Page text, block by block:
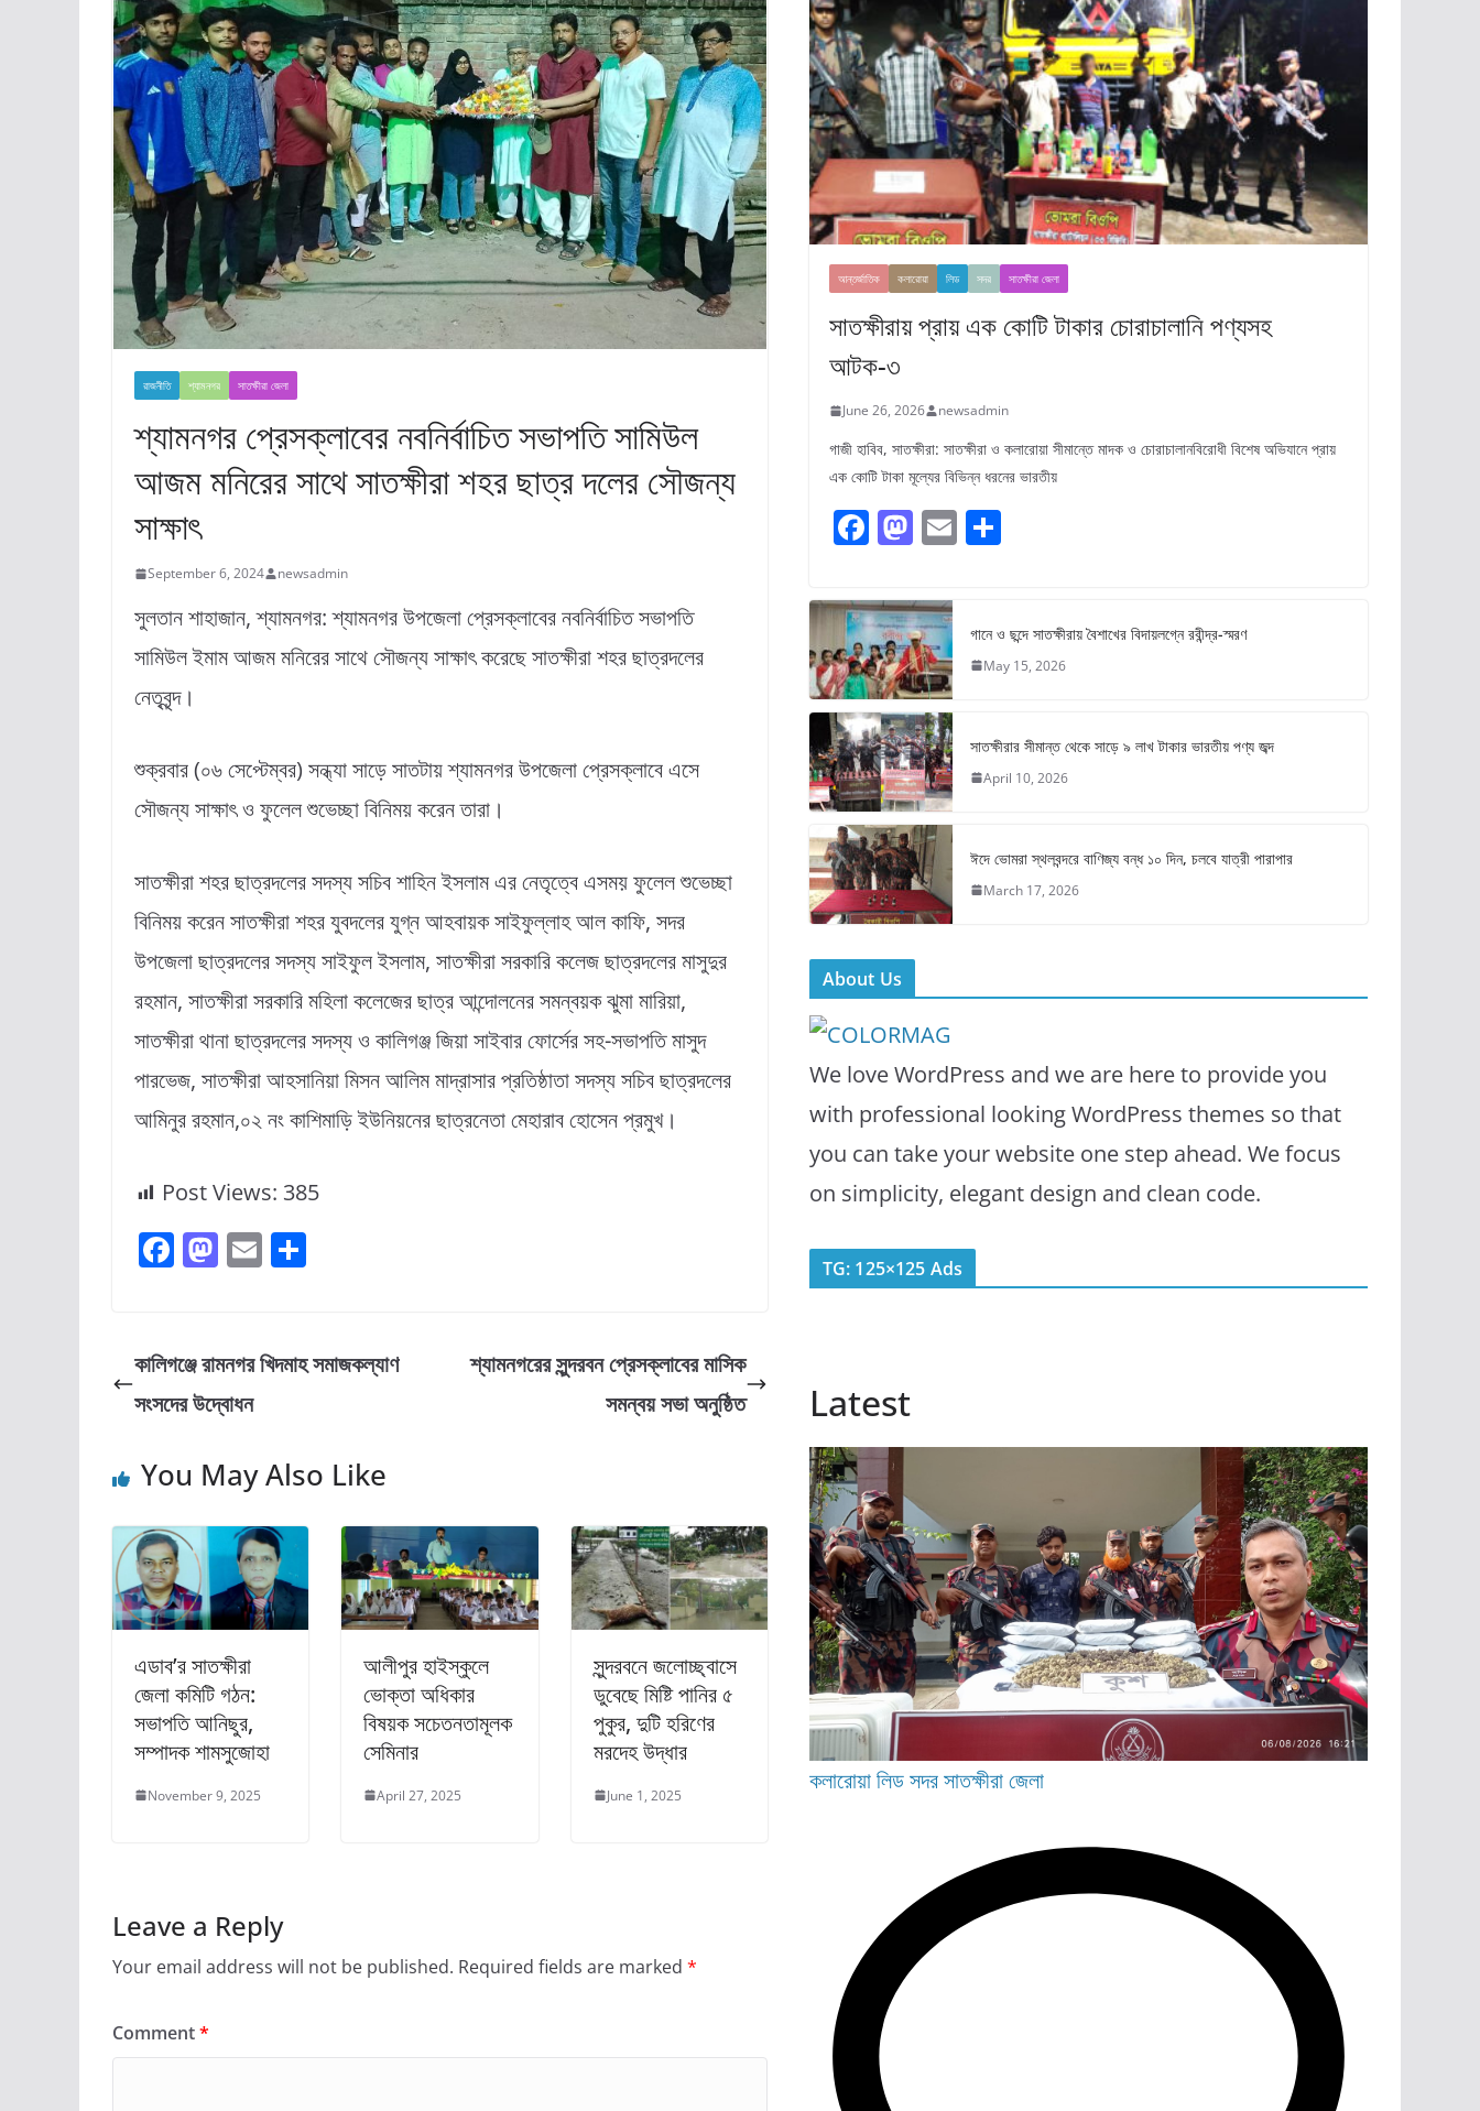
রাজনীতি শ্যামনগর সাতক্ষীরা জেলা
শ্যামনগর প্রেসক্লাবের নবনির্বাচিত সভাপতি সামিউল
আজম মনিরের সাথে সাতক্ষীরা শহর ছাত্র দলের সৌজন্য
সাক্ষাৎ
September 6, 2024 newsadmin
সুলতান শাহাজান, শ্যামনগর: শ্যামনগর উপজেলা প্রেসক্লাবের নবনির্বাচিত সভাপতি
সামিউল ইমাম আজম মনিরের সাথে সৌজন্য সাক্ষাৎ করেছে সাতক্ষীরা শহর ছাত্রদলের
নেতৃবৃন্দ।
শুক্রবার (০৬ সেপ্টেম্বর) সন্ধ্যা সাড়ে সাতটায় শ্যামনগর উপজেলা প্রেসক্লাবে এসে
সৌজন্য সাক্ষাৎ ও ফুলেল শুভেচ্ছা বিনিময় করেন তারা।
সাতক্ষীরা শহর ছাত্রদলের সদস্য সচিব শাহিন ইসলাম এর নেতৃত্বে এসময় ফুলেল শুভেচ্ছা
বিনিময় করেন সাতক্ষীরা শহর যুবদলের যুগ্ন আহবায়ক সাইফুল্লাহ আল কাফি, সদর
উপজেলা ছাত্রদলের সদস্য সাইফুল ইসলাম, সাতক্ষীরা সরকারি কলেজ ছাত্রদলের মাসুদুর
রহমান, সাতক্ষীরা সরকারি মহিলা কলেজের ছাত্র আন্দোলনের সমন্বয়ক ঝুমা মারিয়া,
সাতক্ষীরা থানা ছাত্রদলের সদস্য ও কালিগঞ্জ জিয়া সাইবার ফোর্সের সহ-সভাপতি মাসুদ
পারভেজ, সাতক্ষীরা আহসানিয়া মিসন আলিম মাদ্রাসার প্রতিষ্ঠাতা সদস্য সচিব ছাত্রদলের
আমিনুর রহমান,০২ নং কাশিমাড়ি ইউনিয়নের ছাত্রনেতা মেহারাব হোসেন প্রমুখ।
Post Views: 385
F
e
b
o
o
k
M
o
d
o
n
E
l e
কালিগঞ্জে রামনগর খিদমাহ সমাজকল্যাণ
সংসদের উদ্বোধন
শ্যামনগরের সুন্দরবন প্রেসক্লাবের মাসিক
সমন্বয় সভা অনুষ্ঠিত
You May Also Like
এডাব’র সাতক্ষীরা
জেলা কমিটি গঠন:
সভাপতি আনিছুর,
সম্পাদক শামসুজোহা
November 9, 2025
আলীপুর হাইস্কুলে
ভোক্তা অধিকার
বিষয়ক সচেতনতামূলক
সেমিনার
April 27, 2025
সুন্দরবনে জলোচ্ছ্বাসে
ডুবেছে মিষ্টি পানির ৫
পুকুর, দুটি হরিণের
মরদেহ উদ্ধার
June 1, 2025
Leave a Reply
Your email address will not be published. Required fields are marked *
Comment*
আন্তর্জাতিক কলারোয়া লিড সদর সাতক্ষীরা জেলা
সাতক্ষীরায় প্রায় এক কোটি টাকার চোরাচালানি পণ্যসহ
আটক-৩
June 26, 2026 newsadmin
গাজী হাবিব, সাতক্ষীরা: সাতক্ষীরা ও কলারোয়া সীমান্তে মাদক ও চোরাচালানবিরোধী বিশেষ অভিযানে প্রায়
এক কোটি টাকা মূল্যের বিভিন্ন ধরনের ভারতীয়
F
c
e
b
o
o
k
M
st
o
d
o
n
E S
e
গানে ও ছন্দে সাতক্ষীরায় বৈশাখের বিদায়লগ্নে রবীন্দ্র-স্মরণ
May 15, 2026
সাতক্ষীরার সীমান্ত থেকে সাড়ে ৯ লাখ টাকার ভারতীয় পণ্য জব্দ
April 10, 2026
ঈদে ভোমরা স্থলবন্দরে বাণিজ্য বন্ধ ১০ দিন, চলবে যাত্রী পারাপার
March 17, 2026
About Us
We love WordPress and we are here to provide you
with professional looking WordPress themes so that
you can take your website one step ahead. We focus
on simplicity, elegant design and clean code.
TG: 125×125 Ads
Latest
কলারোয়ালিডসদরসাতক্ষীরা জেলা